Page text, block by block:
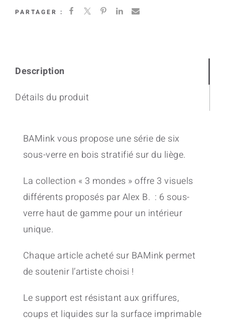
quantity
PARTAGER :
Description
Détails du produit
BAMink vous propose une série de six
sous-verre en bois stratifié sur du liège.
La collection « 3 mondes » offre 3 visuels
différents proposés par Alex B. : 6 sous-
verre haut de gamme pour un intérieur
unique.
Chaque article acheté sur BAMink permet
de soutenir l’artiste choisi !
Le support est résistant aux griffures,
coups et liquides sur la surface imprimable